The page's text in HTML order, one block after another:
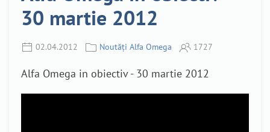
30 martie 2012
02.04.2012 Noutăți Alfa Omega 1727
Alfa Omega in obiectiv - 30 martie 2012